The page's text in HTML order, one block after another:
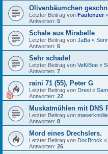
Olivenbäumchen
Letzter Beitrag von Faulenzer «
Antworten: 5
Schale aus Mirabelle
Letzter Beitrag von JaBa «
Antworten: 6
Sehr schade!
Letzter Beitrag von VeKiBoe «
Antworten: 7
raini 71 (55), Peter G
Letzter Beitrag von Dresi «
Antworten: 22
Muskatmühlen mit DNS
Letzter Beitrag von
Antworten: 8
Mord eines Drechslers.
Letzter Beitrag von DocBrock «
Antworten: 26